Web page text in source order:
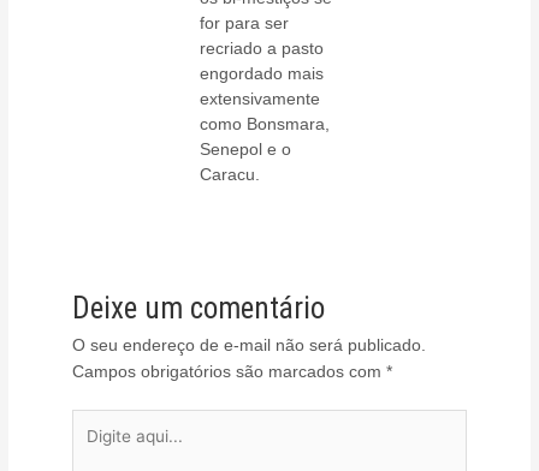
for para ser
recriado a pasto
engordado mais
extensivamente
como Bonsmara,
Senepol e o
Caracu.
Deixe um comentário
O seu endereço de e-mail não será publicado.
Campos obrigatórios são marcados com*
aqui...